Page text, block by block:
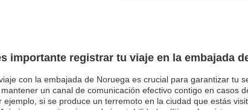
importante registrar tu viaje en la embajada
con la embajada de Noruega es crucial para garantizar tu
un canal de comunicación efectivo contigo en
ejemplo, si se produce un terremoto en la ciudad que estás